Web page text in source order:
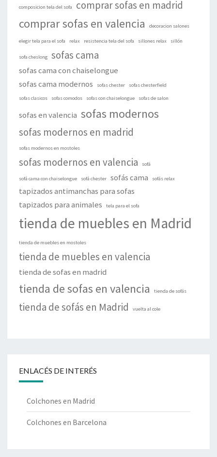
composicion tela del sofa comprar sofas en madrid
comprar sofas en valencia decoracion salones
elegir tela para el sofa relax resistencia tela del sofa sillones relax sillón
sofa cheslong sofas cama
sofas cama con chaiselongue
sofas cama modernos
sofas chester sofas chesterfield
sofas clasicos sofas comodos sofas con chaiselongue sofas de salon
sofas en valencia sofas modernos
sofas modernos en madrid
sofas modernos en mostoles
sofas modernos en valencia sofá
sofá cama con chaiselongue sofá chester sofás cama sofás relax
tapizados antimanchas para sofas
tapizados para animales
tela para el sofa
tienda de muebles en Madrid
tienda de muebles en mostoles
tienda de muebles en valencia
tienda de sofas en madrid
tienda de sofas en valencia tienda de sofás
tienda de sofás en Madrid vuelta al cole
ENLACÉS DE INTERÉS
Colchones en Madrid
Colchones en Barcelona